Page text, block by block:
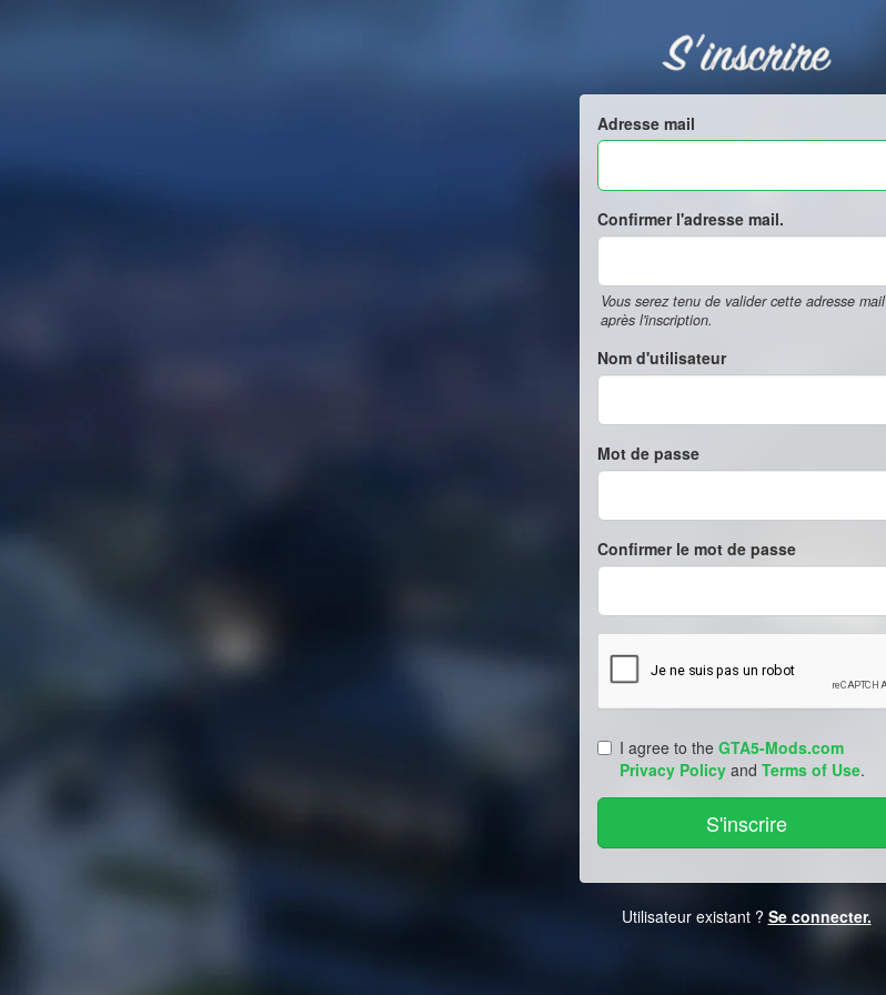
S'inscrire
Adresse mail
Confirmer l'adresse mail.
Vous serez tenu de valider cette adresse mail
après l'inscription.
Nom d'utilisateur
Mot de passe
Confirmer le mot de passe
I agree to the GTA5-Mods.com
Privacy Policy and Terms of Use.
Utilisateur existant ? Se connecter.